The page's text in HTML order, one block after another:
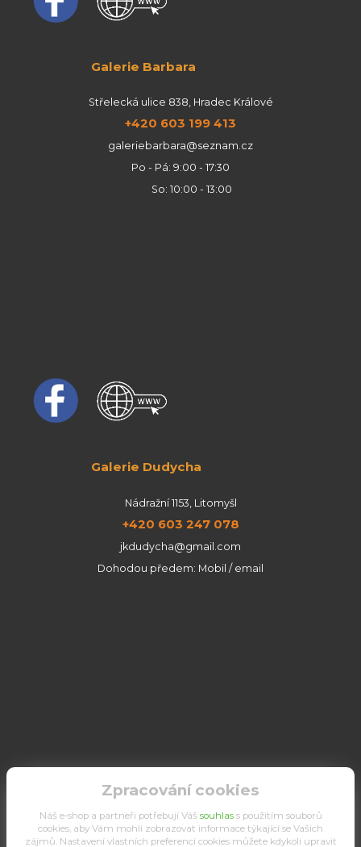
Galerie Barbara
Střelecká ulice 838, Hradec Králové
+420 603 199 413
galeriebarbara@seznam.cz
Po - Pá: 9:00 - 17:30
So: 10:00 - 13:00
Galerie Dudycha
Nádražní 1153, Litomyšl
+420 603 247 078
jkdudycha@gmail.com
Dohodou předem: Mobil / email
Zpracování cookies
Náš e-shop a partneři potřebují Váš souhlass použitím souborů
cookies, aby Vám mohli zobrazovat informace týkající se Vašich
zájmů. Nastavení vlastních preferencí cookies můžete kdykoli upravit